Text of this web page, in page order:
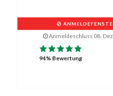
Anmeldeschluss 08.
94% Bewertung